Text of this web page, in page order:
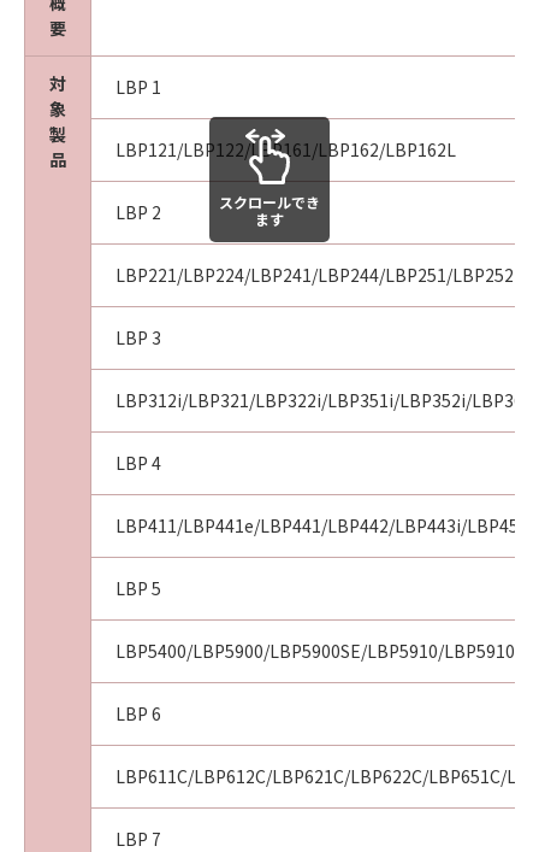
のために利用することはできません。また、第
三者にこのような行為をさせてはなりません。
(6)
お客様は、「コンテンツデータ」を、アダルト
コンテンツ、暴力団関係等と関連する目的で利
用することはできません。また、第三者にこの
ような行為をさせてはなりません。
お客様は、「コンテンツデータ」に関するキヤ
ノンまたはキヤノンのライセンサーの著作権、
肖像権、商標権その他の権利を侵害する方法で
「コンテンツデータ」を利用することはできま
せん。また、第三者にこのような行為をさせて
はなりません。
お客様は、「コンテンツデータ」の全部または
記し、または登録することはできません。ま
せん。
お客様は、「コンテンツデータ」を、キヤノ
ン、キヤノンの子会社、もしくはキヤノンのラ
イセンサーのイメージを損なう行為のために利
用すること、またはその他キヤノンが不適切と
判断する目的で利用することはできません。ま
た、第三者にこのような行為をさせてはなりま
せん。
要
対
象
製
品
LBP 1
LBP121/LBP122/LBP161/LBP162/LBP162L
LBP 2
LBP221/LBP224/LBP241/LBP244/LBP251/LBP252
LBP 3
LBP312i/LBP321/LBP322i/LBP351i/LBP352i/
LBP 4
LBP411/LBP441e/LBP441/LBP442/LBP443i/
LBP 5
LBP5400/LBP5900/LBP5900SE/LBP5910/LBP5910F
LBP 6
LBP611C/LBP612C/LBP621C/LBP622C/LBP651C/
LBP 7
スクロールでき
ます